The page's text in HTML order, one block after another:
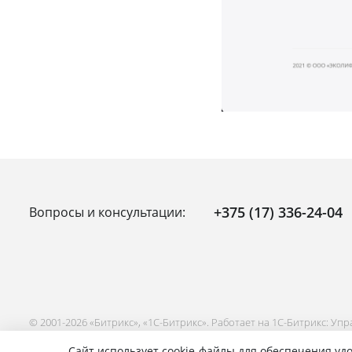
Вопросы и консультации: +375 (17) 336-24-04
© 2001-2026 «Битрикс», «1С-Битрикс». Работает на 1С-Битрикс: